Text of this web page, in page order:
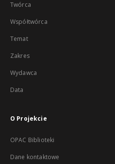
Twórca
Współtwórca
Temat
Zakres
Wydawca
Data
O Projekcie
OPAC Biblioteki
Dane kontaktowe